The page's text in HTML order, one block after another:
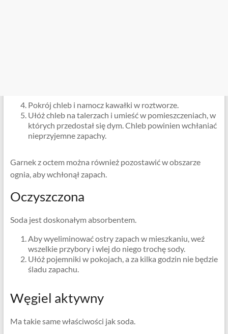
Pokrój chleb i namocz kawałki w roztworze.
Ułóż chleb na talerzach i umieść w pomieszczeniach, w
których przedostał się dym. Chleb powinien wchłaniać
nieprzyjemne zapachy.
Garnek z octem można również pozostawić w obszarze
ognia, aby wchłonął zapach.
Oczyszczona
Soda jest doskonałym absorbentem.
Aby wyeliminować ostry zapach w mieszkaniu, weź
wszelkie przybory i wlej do niego trochę sody.
Ułóż pojemniki w pokojach, a za kilka godzin nie będzie
śladu zapachu.
Węgiel aktywny
Ma takie same właściwości jak soda.